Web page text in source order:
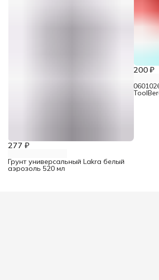
277 ₽
Грунт универсальный Lakra белый
аэрозоль 520 мл
200 ₽